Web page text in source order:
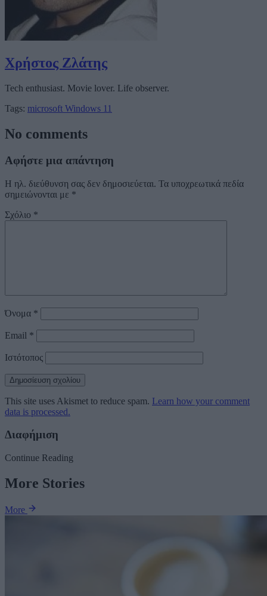
Χρήστος Ζλάτης
Tech enthusiast. Movie lover. Life observer.
Tags: microsoft Windows 11
No comments
Αφήστε μια απάντηση
Η ηλ. διεύθυνση σας δεν δημοσιεύεται. Τα υποχρεωτικά πεδία
σημειώνονται με *
Σχόλιο *
Όνομα *
Email *
Ιστότοπος
This site uses Akismet to reduce spam. Learn how your comment
data is processed.
Διαφήμιση
Continue Reading
More Stories
More